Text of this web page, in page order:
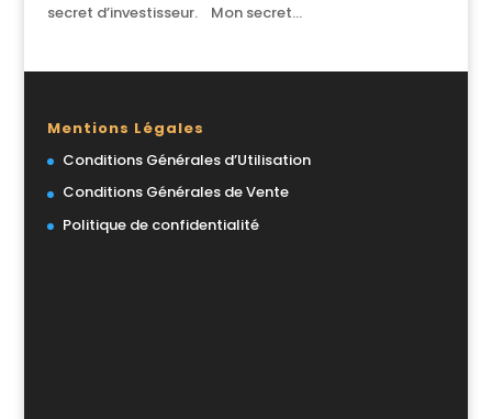
secret d’investisseur. Mon secret...
Mentions Légales
Conditions Générales d’Utilisation
Conditions Générales de Vente
Politique de confidentialité